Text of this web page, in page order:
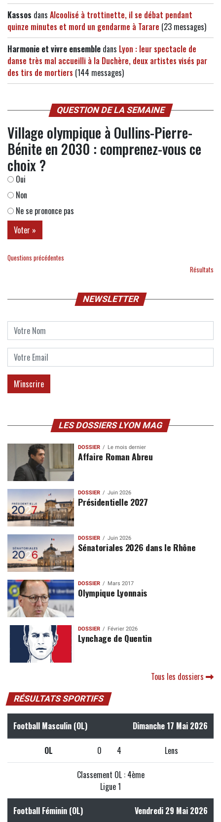
Kassos dans Alcoolisé à trottinette, il se débat pendant
quinze minutes et mord un gendarme à Tarare (23 messages)
Harmonie et vivre ensemble dans Lyon : leur spectacle de
danse très mal accueilli à la Duchère, deux artistes visés par
des tirs de mortiers (144 messages)
QUESTION DE LA SEMAINE
Village olympique à Oullins-Pierre-
Bénite en 2030 : comprenez-vous ce
choix ?
Oui
Non
Ne se prononce pas
Questions précédentes
Résultats
NEWSLETTER
LES DOSSIERS LYON MAG
DOSSIER Le mois dernier
Affaire Roman Abreu
DOSSIER Juin 2026
Présidentielle 2027
DOSSIER Juin 2026
Sénatoriales 2026 dans le Rhône
DOSSIER Mars 2017
Olympique Lyonnais
DOSSIER Février 2026
Lynchage de Quentin
Tous les dossiers
RÉSULTATS SPORTIFS
Football Masculin (OL) Dimanche 17 Mai 2026
OL 0 4 Lens
Classement OL : 4ème
Ligue 1
Football Féminin (OL) Vendredi 29 Mai 2026